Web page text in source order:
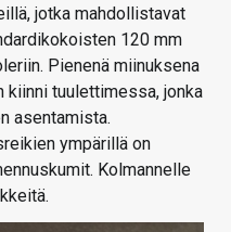
jotka mahdollistavat
120 mm
Pienenä miinuksena
tuulettimessa, jonka
asentamista.
ympärillä on
Kolmannelle